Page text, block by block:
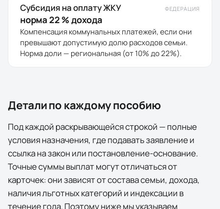
Субсидия на оплату ЖКУ ФЕДЕРАЦИЯ
норма 22 % дохода
Компенсация коммунальных платежей, если они
превышают допустимую долю расходов семьи.
Норма доли — региональная (от 10% до 22%).
Детали по каждому пособию
Под каждой раскрывающейся строкой — полные
условия назначения, где подавать заявление и
ссылка на закон или постановление-основание.
Точные суммы выплат могут отличаться от
карточек: они зависят от состава семьи, дохода,
наличия льготных категорий и индексации в
течение года. Поэтому ниже мы указываем